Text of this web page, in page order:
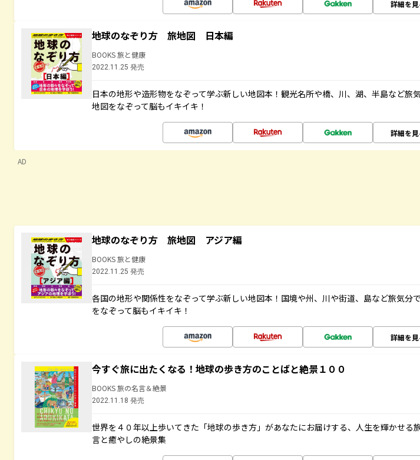
詳細を見
地球のなぞり方 旅地図 日本編
BOOKS 旅と健康
2022.11.25 発売
日本の地形や造形物をなぞって学ぶ新しい地図本！観光名所や橋、川、湖、半島など旅
地図をなぞって脳もイキイキ！
詳細を見
AD
地球のなぞり方 旅地図 アジア編
BOOKS 旅と健康
2022.11.25 発売
各国の地形や関係性をなぞって学ぶ新しい地図本！国境や州、川や街道、島など旅気分
をなぞって脳もイキイキ！
詳細を見
今すぐ旅に出たくなる！地球の歩き方のことばと絶景１００
BOOKS 旅の名言＆絶景
2022.11.18 発売
世界を４０年以上歩いてきた「地球の歩き方」があなたにお届けする、人生を輝かせる
言と癒やしの絶景集